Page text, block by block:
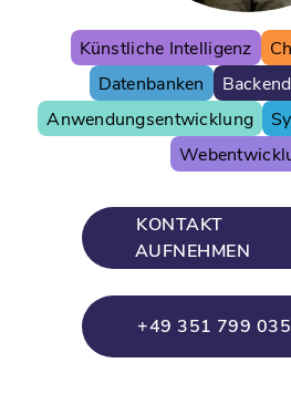
Künstliche Intelligenz
Datenbanken
Backend
Anwendungsentwicklung
KONTAKT
AUFNEHMEN
+49 351 799